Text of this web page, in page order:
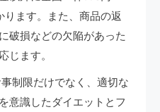
ります。また、商品の返
破損などの欠陥があった
じます。
制限だけでなく、適切な
意識したダイエットとフ